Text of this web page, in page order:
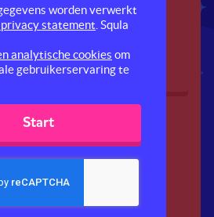
Ben jij een echte
waterrat?
worden verwerkt
statement . Squla
analytische cookies om
gebruikerservaring te
Start